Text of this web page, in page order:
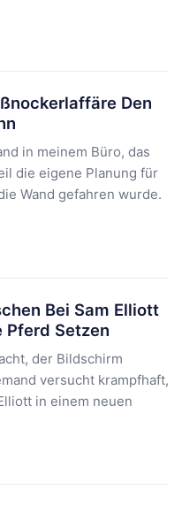
Den
in meinem Büro, das
die eigene Planung für
Wand gefahren wurde.
Bei Sam Elliott
Pferd Setzen
der Bildschirm
versucht krampfhaft,
in einem neuen